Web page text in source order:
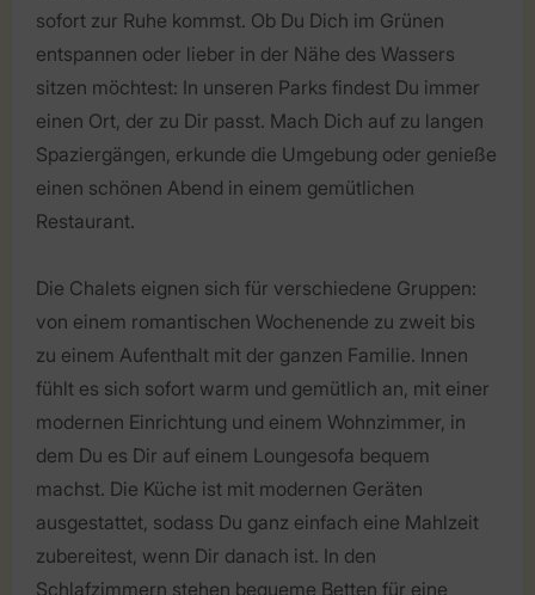
sofort zur Ruhe kommst. Ob Du Dich im Grünen
entspannen oder lieber in der Nähe des Wassers
sitzen möchtest: In unseren Parks findest Du immer
einen Ort, der zu Dir passt. Mach Dich auf zu langen
Spaziergängen, erkunde die Umgebung oder genieße
einen schönen Abend in einem gemütlichen
Restaurant.
Die Chalets eignen sich für verschiedene Gruppen:
von einem romantischen Wochenende zu zweit bis
zu einem Aufenthalt mit der ganzen Familie. Innen
fühlt es sich sofort warm und gemütlich an, mit einer
modernen Einrichtung und einem Wohnzimmer, in
dem Du es Dir auf einem Loungesofa bequem
machst. Die Küche ist mit modernen Geräten
ausgestattet, sodass Du ganz einfach eine Mahlzeit
zubereitest, wenn Dir danach ist. In den
Schlafzimmern stehen bequeme Betten für eine